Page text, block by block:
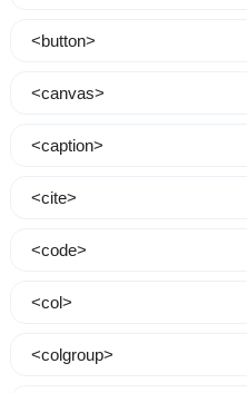
<button>
<canvas>
<caption>
<cite>
<code>
<col>
<colgroup>